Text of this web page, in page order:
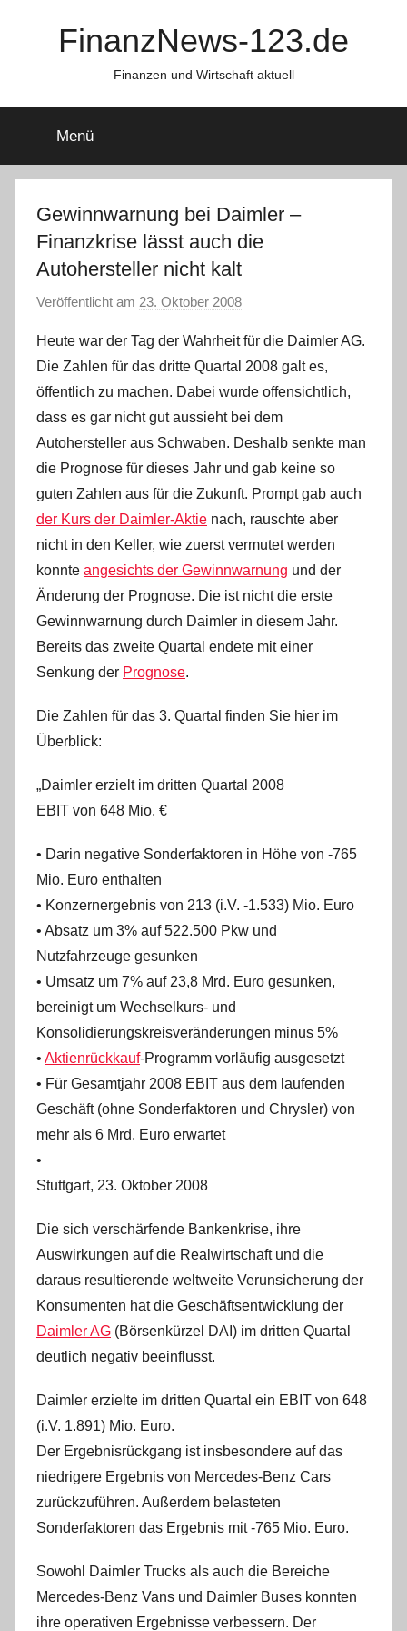
FinanzNews-123.de
Finanzen und Wirtschaft aktuell
Menü
Gewinnwarnung bei Daimler –
Finanzkrise lässt auch die
Autohersteller nicht kalt
Veröffentlicht am 23. Oktober 2008
n
Heute war der Tag der Wahrheit für die Daimler AG.
Die Zahlen für das dritte Quartal 2008 galt es,
öffentlich zu machen. Dabei wurde offensichtlich,
dass es gar nicht gut aussieht bei dem
Autohersteller aus Schwaben. Deshalb senkte man
die Prognose für dieses Jahr und gab keine so
guten Zahlen aus für die Zukunft. Prompt gab auch
der Kurs der Daimler-Aktie nach, rauschte aber
nicht in den Keller, wie zuerst vermutet werden
konnte angesichts der Gewinnwarnung und der
Änderung der Prognose. Die ist nicht die erste
Gewinnwarnung durch Daimler in diesem Jahr.
Bereits das zweite Quartal endete mit einer
Senkung der Prognose.
Die Zahlen für das 3. Quartal finden Sie hier im
Überblick:
„Daimler erzielt im dritten Quartal 2008
EBIT von 648 Mio. €
• Darin negative Sonderfaktoren in Höhe von -765
Mio. Euro enthalten
• Konzernergebnis von 213 (i.V. -1.533) Mio. Euro
• Absatz um 3% auf 522.500 Pkw und
Nutzfahrzeuge gesunken
• Umsatz um 7% auf 23,8 Mrd. Euro gesunken,
bereinigt um Wechselkurs- und
Konsolidierungskreisveränderungen minus 5%
• Aktienrückkauf-Programm vorläufig ausgesetzt
• Für Gesamtjahr 2008 EBIT aus dem laufenden
Geschäft (ohne Sonderfaktoren und Chrysler) von
mehr als 6 Mrd. Euro erwartet
•
Stuttgart, 23. Oktober 2008
Die sich verschärfende Bankenkrise, ihre
Auswirkungen auf die Realwirtschaft und die
daraus resultierende weltweite Verunsicherung der
Konsumenten hat die Geschäftsentwicklung der
Daimler AG (Börsenkürzel DAI) im dritten Quartal
deutlich negativ beeinflusst.
Daimler erzielte im dritten Quartal ein EBIT von 648
(i.V. 1.891) Mio. Euro.
Der Ergebnisrückgang ist insbesondere auf das
niedrigere Ergebnis von Mercedes-Benz Cars
zurückzuführen. Außerdem belasteten
Sonderfaktoren das Ergebnis mit -765 Mio. Euro.
Sowohl Daimler Trucks als auch die Bereiche
Mercedes-Benz Vans und Daimler Buses konnten
ihre operativen Ergebnisse verbessern. Der